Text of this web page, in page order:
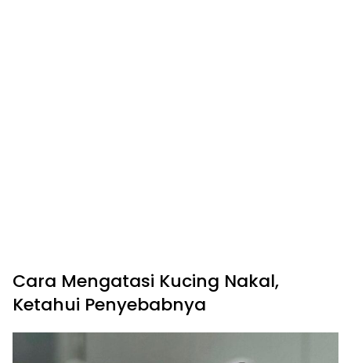
Cara Mengatasi Kucing Nakal,
Ketahui Penyebabnya